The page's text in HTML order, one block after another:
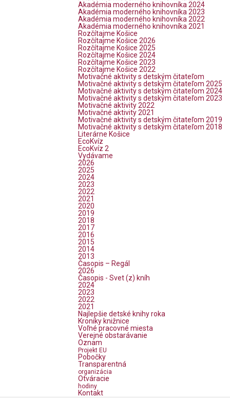
Akadémia moderného knihovníka 2024
Akadémia moderného knihovníka 2023
Akadémia moderného knihovníka 2022
Akadémia moderného knihovníka 2021
Rozčítajme Košice
Rozčítajme Košice 2026
Rozčítajme Košice 2025
Rozčítajme Košice 2024
Rozčítajme Košice 2023
Rozčítajme Košice 2022
Motivačné aktivity s detským čitateľom
Motivačné aktivity s detským čitateľom 2025
Motivačné aktivity s detským čitateľom 2024
Motivačné aktivity s detským čitateľom 2023
Motivačné aktivity 2022
Motivačné aktivity 2021
Motivačné aktivity s detským čitateľom 2019
Motivačné aktivity s detským čitateľom 2018
Literárne Košice
EcoKvíz
EcoKvíz 2
Vydávame
2026
2025
2024
2023
2022
2021
2020
2019
2018
2017
2016
2015
2014
2013
Časopis – Regál
2026
Časopis - Svet (z) kníh
2024
2023
2022
2021
Najlepšie detské knihy roka
Kroniky knižnice
Voľné pracovné miesta
Verejné obstarávanie
Oznam
Projekt EU
Pobočky
Transparentná
organizácia
Otváracie
hodiny
Kontakt